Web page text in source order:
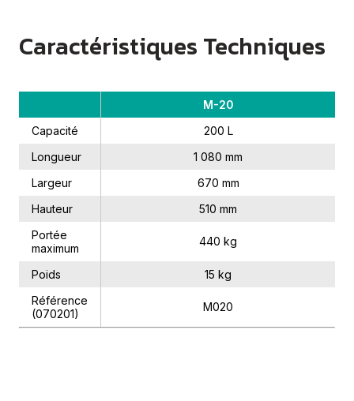
Caractéristiques Techniques
M-20
Capacité
200 L
Longueur
1 080 mm
Largeur
670 mm
Hauteur
510 mm
Portée
maximum
440 kg
Poids
15 kg
Référence
(070201)
M020